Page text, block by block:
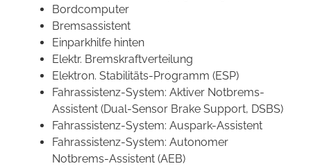
Bordcomputer
Bremsassistent
Einparkhilfe hinten
Elektr. Bremskraftverteilung
Elektron. Stabilitäts-Programm (ESP)
Fahrassistenz-System: Aktiver Notbrems-
Assistent (Dual-Sensor Brake Support, DSBS)
Fahrassistenz-System: Auspark-Assistent
Fahrassistenz-System: Autonomer
Notbrems-Assistent (AEB)